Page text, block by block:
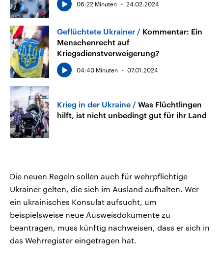
06:22 Minuten 24.02.2024
Geflüchtete Ukrainer
Kommentar: Ein
Menschenrecht auf
Kriegsdienstverweigerung?
04:40 Minuten 07.01.2024
Krieg in der Ukraine
Was Flüchtlingen
hilft, ist nicht unbedingt gut für ihr Land
Die neuen Regeln sollen auch für wehrpflichtige
Ukrainer gelten, die sich im Ausland aufhalten. Wer
ein ukrainisches Konsulat aufsucht, um
beispielsweise neue Ausweisdokumente zu
beantragen, muss künftig nachweisen, dass er sich in
das Wehrregister eingetragen hat.